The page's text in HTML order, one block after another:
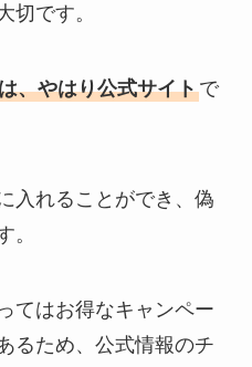
切です。
、やはり公式サイトで
入れることができ、偽
。
てはお得なキャンペー
るため、公式情報のチ